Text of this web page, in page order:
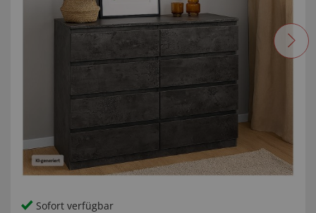
Sofort verfügbar